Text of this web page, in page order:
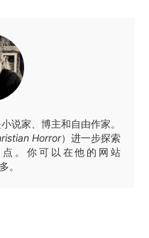
小说家、博主和自由作家。
Horror）进一步探索
。你可以在他的网站
。